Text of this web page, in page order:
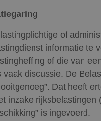
of
informatie te
of die van
vaak discussie. De
Dat heeft
inzake rijksbelastingen
is ingevoerd.